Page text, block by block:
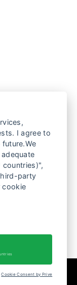
I agree to
party
cookie
Cookie Consent by Prive